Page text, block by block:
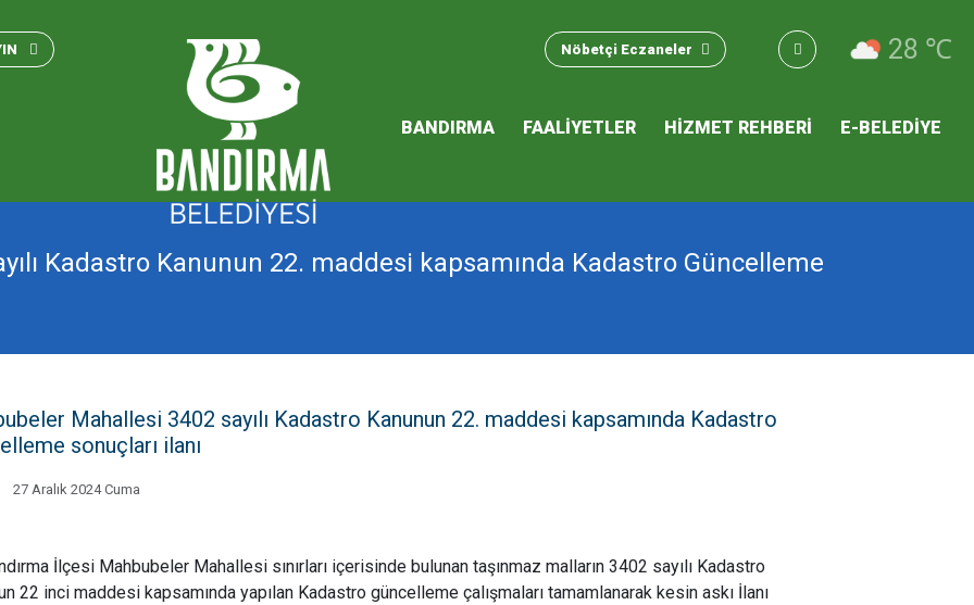
Nöbetçi Eczaneler 28 ℃
2026 Performans Programı
BANDIRMA FAALİYETLER HİZMET REHBERİ E-BELEDİYE
Kadastro Kanunun 22. maddesi kapsamında Kadastro Güncelleme
Mahallesi 3402 sayılı Kadastro Kanunun 22. maddesi kapsamında Kadastro
sonuçları ilanı
27 Aralık 2024 Cuma
İlçesi Mahbubeler Mahallesi sınırları içerisinde bulunan taşınmaz malların 3402 sayılı Kadastro
22 inci maddesi kapsamında yapılan Kadastro güncelleme çalışmaları tamamlanarak kesin askı İlanı